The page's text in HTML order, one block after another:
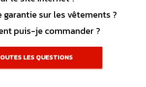
sur les vêtements ?
puis-je commander ?
LES QUESTIONS